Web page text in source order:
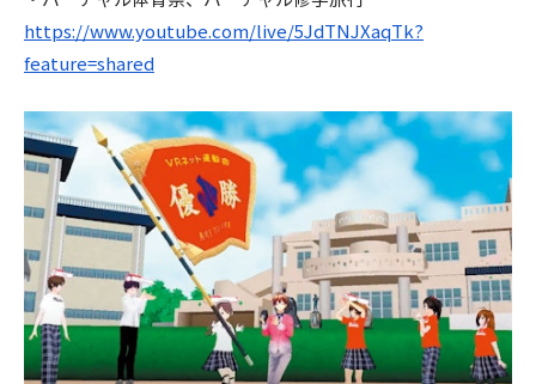
https://www.youtube.com/live/5JdTNJXaqTk?
feature=shared